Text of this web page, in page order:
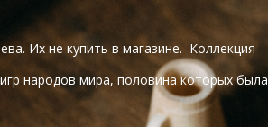
Их не купить в магазине. Коллекция
народов мира, половина которых была